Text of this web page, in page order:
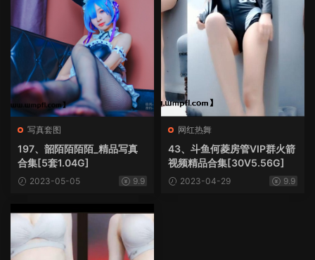
写真套图
197、韶陌陌陌陌_精品写真
合集[5套1.04G]
2023-05-05 9.9
网红热舞
43、斗鱼何菱房管VIP群火箭
视频精品合集[30V5.56G]
2023-04-29 9.9